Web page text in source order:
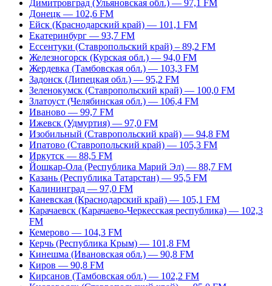
Димитровград (Ульяновская обл.) — 97,1 FM
Донецк — 102,6 FM
Ейск (Краснодарский край) — 101,1 FM
Екатеринбург — 93,7 FM
Ессентуки (Ставропольский край) – 89,2 FM
Железногорск (Курская обл.) — 94,0 FM
Жердевка (Тамбовская обл.) — 103,3 FM
Задонск (Липецкая обл.) — 95,2 FM
Зеленокумск (Ставропольский край) — 100,0 FM
Златоуст (Челябинская обл.) — 106,4 FM
Иваново — 99,7 FM
Ижевск (Удмуртия) — 97,0 FM
Изобильный (Ставропольский край) — 94,8 FM
Ипатово (Ставропольский край) — 105,3 FM
Иркутск — 88,5 FM
Йошкар-Ола (Республика Марий Эл) — 88,7 FM
Казань (Республика Татарстан) — 95,5 FM
Калининград — 97,0 FM
Каневская (Краснодарский край) — 105,1 FM
Карачаевск (Карачаево-Черкесская республика) — 102,3
FM
Кемерово — 104,3 FM
Керчь (Республика Крым) — 101,8 FM
Кинешма (Ивановская обл.) — 90,8 FM
Киров — 90,8 FM
Кирсанов (Тамбовская обл.) — 102,2 FM